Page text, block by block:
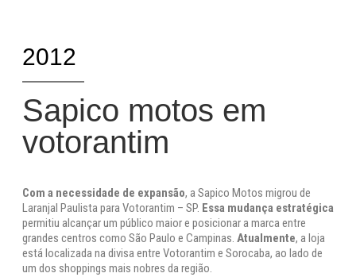
2012
Sapico motos em
votorantim
Com a necessidade de expansão, a Sapico Motos migrou de
Laranjal Paulista para Votorantim – SP. Essa mudança estratégica
permitiu alcançar um público maior e posicionar a marca entre
grandes centros como São Paulo e Campinas. Atualmente, a loja
está localizada na divisa entre Votorantim e Sorocaba, ao lado de
um dos shoppings mais nobres da região.